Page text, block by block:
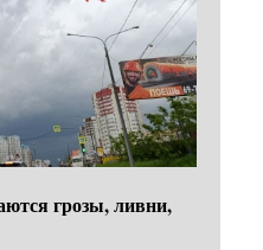
грозы, ливни,